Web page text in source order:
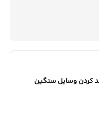
وسایل سنگین